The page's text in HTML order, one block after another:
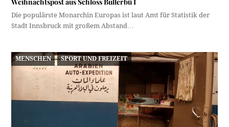
Weihnachtspost aus Schloss Bullerbü I
Die populärste Monarchin Europas ist laut Amt für Statistik der
Stadt Innsbruck mit großem Abstand…
MENSCHEN SPORT UND FREIZEIT